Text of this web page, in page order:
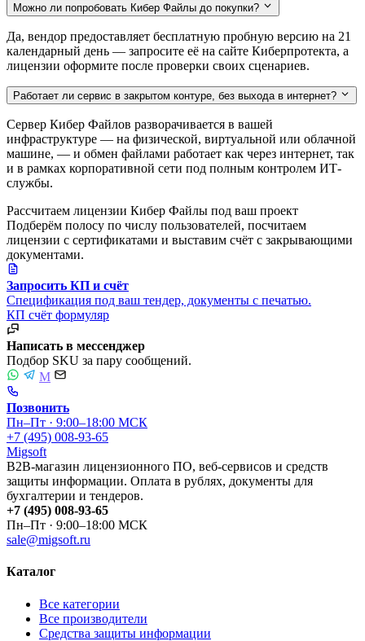
Можно ли попробовать Кибер Файлы до покупки?
Да, вендор предоставляет бесплатную пробную версию на 21
календарный день — запросите её на сайте Киберпротекта, а
лицензии оформите после проверки своих сценариев.
Работает ли сервис в закрытом контуре, без выхода в интернет?
Сервер Кибер Файлов разворачивается в вашей
инфраструктуре — на физической, виртуальной или облачной
машине, — и обмен файлами работает как через интернет, так
и в рамках корпоративной сети под полным контролем ИТ-
службы.
Рассчитаем лицензии Кибер Файлы под ваш проект
Подберём полосу по числу пользователей, посчитаем
лицензии с сертификатами и выставим счёт с закрывающими
документами.
Запросить КП и счёт
Спецификация под ваш тендер, документы с печатью.
КП счёт формуляр
Написать в мессенджер
Подбор SKU за пару сообщений.
M
Позвонить
Пн–Пт · 9:00–18:00 МСК
+7 (495) 008-93-65
Migsoft
B2B-магазин лицензионного ПО, веб-сервисов и средств
защиты информации. Оплата в рублях, документы для
бухгалтерии и тендеров.
+7 (495) 008-93-65
Пн–Пт · 9:00–18:00 МСК
sale@migsoft.ru
Каталог
Все категории
Все производители
Средства защиты информации